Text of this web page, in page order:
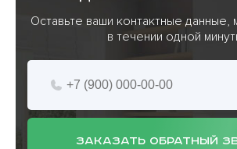
Оставьте ваши контактные данные,
в течении одной
ЗАКАЗАТЬ ОБРАТНЫЙ